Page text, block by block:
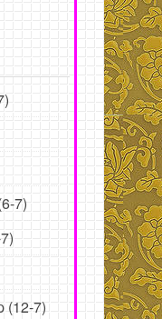
7)
(12-7)